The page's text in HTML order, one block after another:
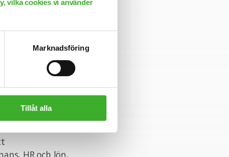
vilka cookies vi använder
Marknadsföring
Tillåt alla
HR och lön,